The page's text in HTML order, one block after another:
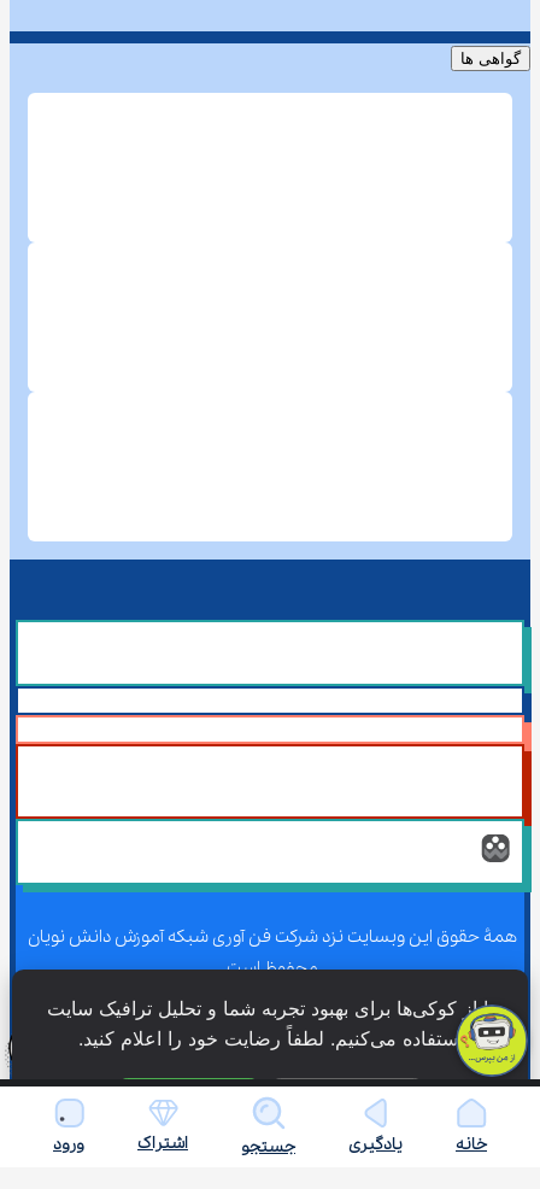
گواهی ها
همۀ حقوق این وبسایت نزد شرکت فن آوری شبکه آموزش دانش نویان
محفوظ است.
همۀ حقوق این وبسایت نزد شرکت فن آوری شبکه آموزش دانش نویان
محفوظ است.
خانه یادگیری جستجو اشتراک ورود
ما از کوکی‌ها برای بهبود تجربه شما و تحلیل ترافیک سایت
استفاده می‌کنیم. لطفاً رضایت خود را اعلام کنید.
فقط ضروری پذیرش همه